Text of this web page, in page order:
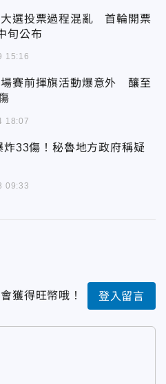
選投票過程混亂 首輪開票
旬公布
15:16
賽前揮旗活動爆意外 釀至
18:07
炸33傷！秘魯地方政府稱疑
09:33
獲得旺幣哦！ 登入留言